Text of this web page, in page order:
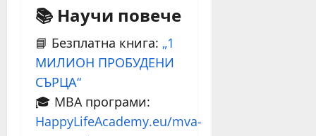
📚 Научи повече
📘 Безплатна книга: „1
МИЛИОН ПРОБУДЕНИ
СЪРЦА“
🎓 MBA програми:
HappyLifeAcademy.eu/mva-